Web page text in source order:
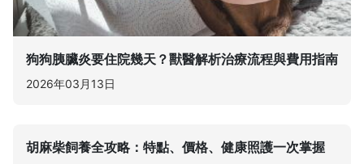
狗狗胰臟炎要住院幾天？獸醫解析治療流程與費用指南
2026年03月13日
胡麻柴飼養全攻略：特點、價格、健康照護一次掌握